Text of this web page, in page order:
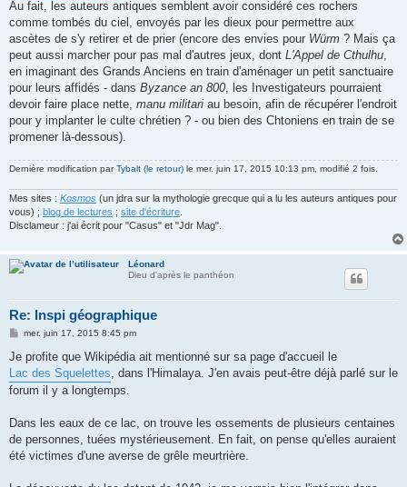
Au fait, les auteurs antiques semblent avoir considéré ces rochers
comme tombés du ciel, envoyés par les dieux pour permettre aux
ascètes de s'y retirer et de prier (encore des envies pour Würm ? Mais ça
peut aussi marcher pour pas mal d'autres jeux, dont L'Appel de Cthulhu
en imaginant des Grands Anciens en train d'aménager un petit sanctuaire
pour leurs affidés - dans Byzance an 800 , les Investigateurs pourraient
devoir faire place nette, manu militari au besoin, afin de récupérer l'endroit
pour y implanter le culte chrétien ? - ou bien des Chtoniens en train de se
promener là-dessous).
Dernière modification parTybalt (le retour) le mer. juin 17, 2015 10:13 pm, modifié 2 fois.
Mes sites : Kosmos (un jdra sur la mythologie grecque qui a lu les auteurs antiques pour
vous) ; blog de lectures ; site d'écriture
Disclameur : j'ai écrit pour "Casus" et "Jdr Mag".
Léonard
Dieu d'après le panthéon
Re: Inspi géographique
M
s
a
g
e
mer. juin 17, 2015 8:45 pm
Je profite que Wikipédia ait mentionné sur sa page d'accueil le
Lac des Squelettes , dans l'Himalaya. J'en avais peut-être déjà parlé sur le
forum il y a longtemps.
Dans les eaux de ce lac, on trouve les ossements de plusieurs centaines
de personnes, tuées mystérieusement. En fait, on pense qu'elles auraient
été victimes d'une averse de grêle meurtrière.